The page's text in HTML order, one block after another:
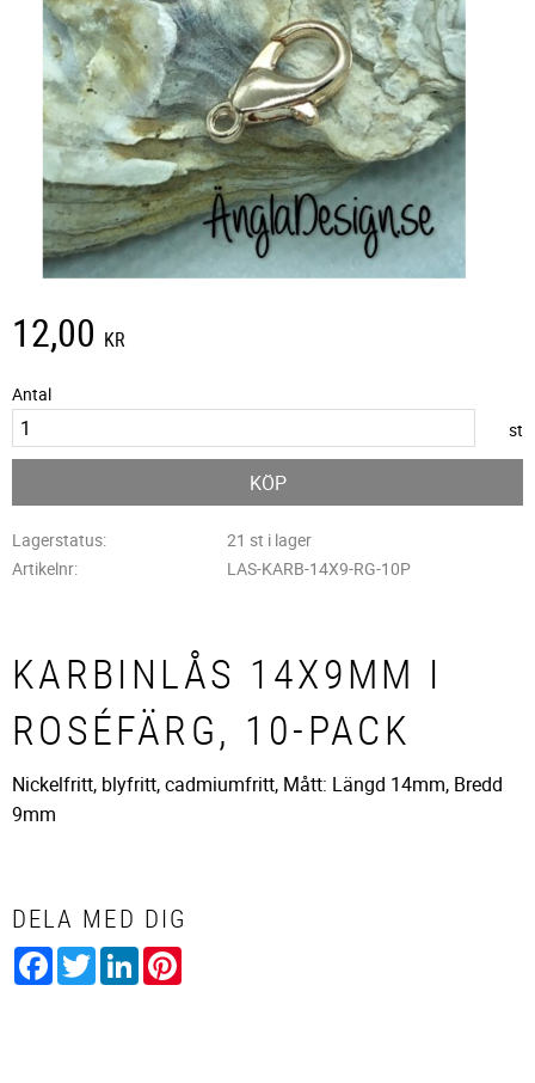
12,00 KR
Antal
st
KÖP
Lagerstatus
21 st i lager
Artikelnr
LAS-KARB-14X9-RG-10P
KARBINLÅS 14X9MM I
ROSÉFÄRG, 10-PACK
Nickelfritt, blyfritt, cadmiumfritt, Mått: Längd 14mm, Bredd
9mm
DELA MED DIG
Facebook
TwitterLinkedIn